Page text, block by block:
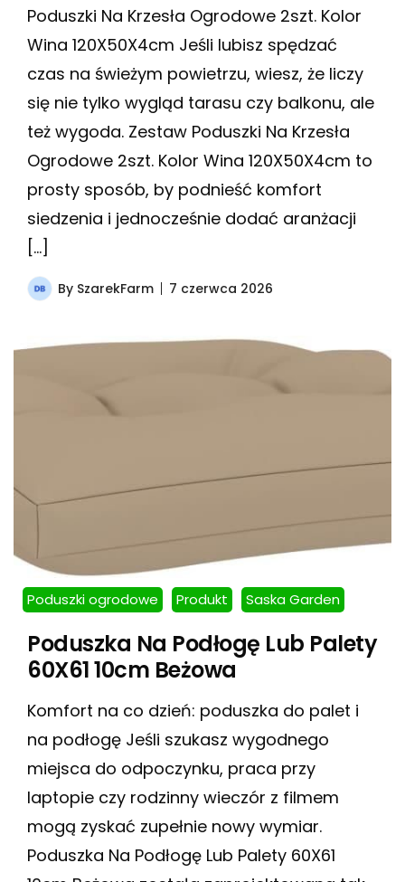
Poduszki Na Krzesła Ogrodowe 2szt. Kolor
Wina 120X50X4cm Jeśli lubisz spędzać
czas na świeżym powietrzu, wiesz, że liczy
się nie tylko wygląd tarasu czy balkonu, ale
też wygoda. Zestaw Poduszki Na Krzesła
Ogrodowe 2szt. Kolor Wina 120X50X4cm to
prosty sposób, by podnieść komfort
siedzenia i jednocześnie dodać aranżacji
[…]
By SzarekFarm 7 czerwca 2026
Poduszki ogrodowe Produkt Saska Garden
Poduszka Na Podłogę Lub Palety
60X61 10cm Beżowa
Komfort na co dzień: poduszka do palet i
na podłogę Jeśli szukasz wygodnego
miejsca do odpoczynku, praca przy
laptopie czy rodzinny wieczór z filmem
mogą zyskać zupełnie nowy wymiar.
Poduszka Na Podłogę Lub Palety 60X61